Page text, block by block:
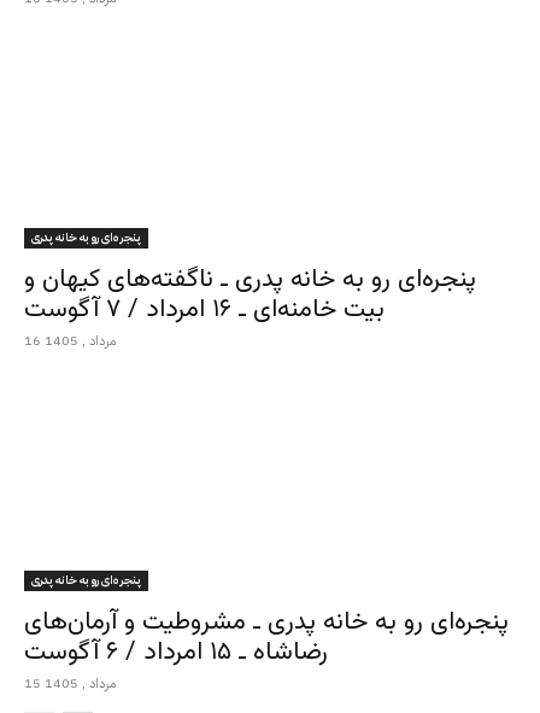
پنجره‌ای رو به خانه پدری
پنجره‌ای رو به خانه پدری ـ ناگفته‌های کیهان و
بیت خامنه‌ای ـ ۱۶ امرداد / ۷ آگوست
16 مرداد , 1405
پنجره‌ای رو به خانه پدری
پنجره‌ای رو به خانه پدری ـ مشروطیت و آرمان‌های
رضاشاه ـ ۱۵ امرداد / ۶ آگوست
15 مرداد , 1405